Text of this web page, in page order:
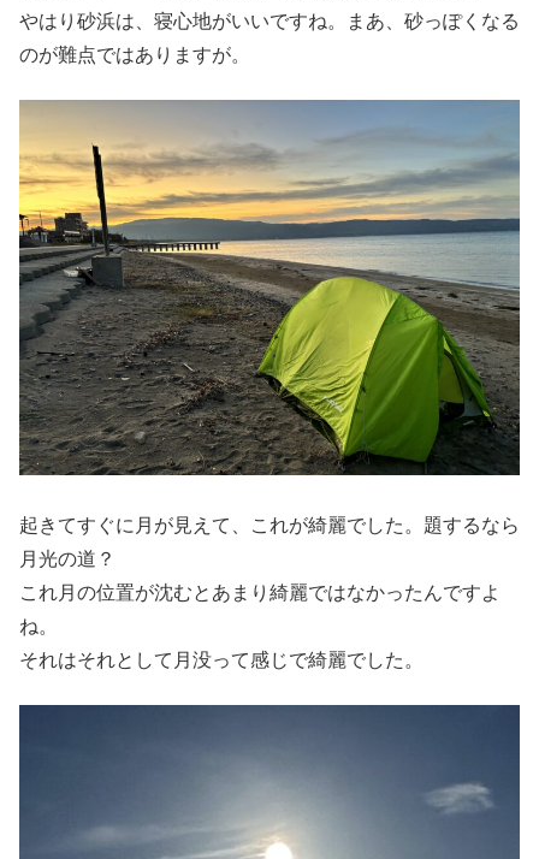
やはり砂浜は、寝心地がいいですね。まあ、砂っぽくなる
のが難点ではありますが。
起きてすぐに月が見えて、これが綺麗でした。題するなら
月光の道？
これ月の位置が沈むとあまり綺麗ではなかったんですよ
ね。
それはそれとして月没って感じで綺麗でした。